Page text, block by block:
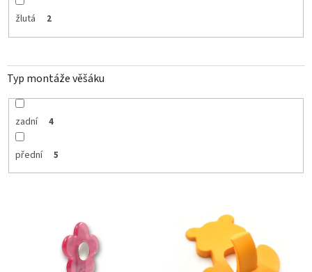
žlutá 2
Typ montáže věšáku
zadní 4
přední 5